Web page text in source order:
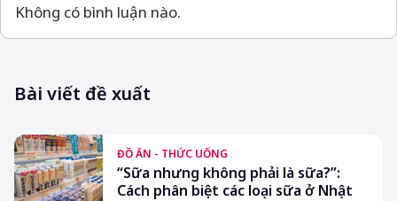
Không có bình luận nào.
Bài viết đề xuất
ĐỒ ĂN - THỨC UỐNG
“Sữa nhưng không phải là sữa?”:
Cách phân biệt các loại sữa ở Nhật